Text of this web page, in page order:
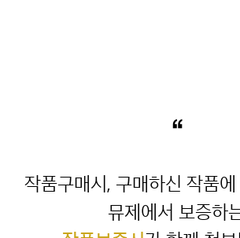
“
작품구매시, 구매하신 작품에